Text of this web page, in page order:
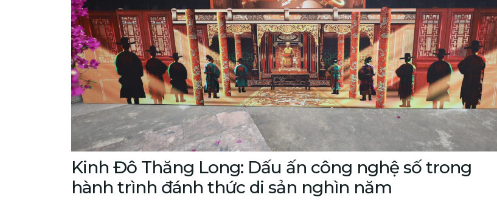
Kinh Đô Thăng Long: Dấu ấn công nghệ số trong
hành trình đánh thức di sản nghìn năm